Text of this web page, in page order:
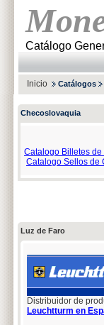
Catálogo
Inicio Catálogos
Checoslovaquia
Catalogo Billetes
Catalogo Sellos de
Luz de Faro
Distribuidor de
Leuchtturm en